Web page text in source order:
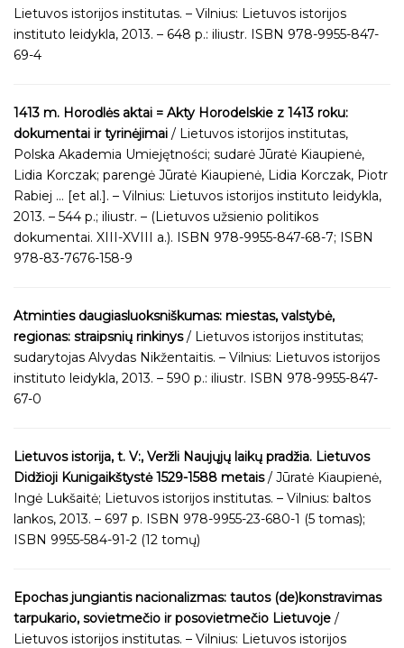
Lietuvos istorijos institutas. – Vilnius: Lietuvos istorijos
instituto leidykla, 2013. – 648 p.: iliustr. ISBN 978-9955-847-
69-4
1413 m. Horodlės aktai = Akty Horodelskie z 1413 roku:
dokumentai ir tyrinėjimai / Lietuvos istorijos institutas,
Polska Akademia Umiejętności; sudarė Jūratė Kiaupienė,
Lidia Korczak; parengė Jūratė Kiaupienė, Lidia Korczak, Piotr
Rabiej … [et al.]. – Vilnius: Lietuvos istorijos instituto leidykla,
2013. – 544 p.; iliustr. – (Lietuvos užsienio politikos
dokumentai. XIII-XVIII a.). ISBN 978-9955-847-68-7; ISBN
978-83-7676-158-9
Atminties daugiasluoksniškumas: miestas, valstybė,
regionas: straipsnių rinkinys/ Lietuvos istorijos institutas;
sudarytojas Alvydas Nikžentaitis. – Vilnius: Lietuvos istorijos
instituto leidykla, 2013. – 590 p.: iliustr. ISBN 978-9955-847-
67-0
Lietuvos istorija, t. V:, Veržli Naujųjų laikų pradžia. Lietuvos
Didžioji Kunigaikštystė 1529-1588 metais/ Jūratė Kiaupienė,
Ingė Lukšaitė; Lietuvos istorijos institutas. – Vilnius: baltos
lankos, 2013. – 697 p. ISBN 978-9955-23-680-1 (5 tomas);
ISBN 9955-584-91-2 (12 tomų)
Epochas jungiantis nacionalizmas: tautos (de)konstravimas
tarpukario, sovietmečio ir posovietmečio Lietuvoje /
Lietuvos istorijos institutas. – Vilnius: Lietuvos istorijos